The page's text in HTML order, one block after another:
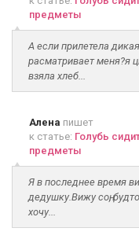
предметы
А если прилетела
расматривает меня?я
взяла хлеб...
Алена пишет
к статье: Голубь
предметы
Я в последнее время
дедушку.Вижу соң,
хочу...